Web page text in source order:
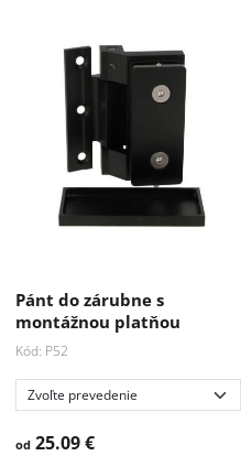
Pánt do zárubne s
montážnou platňou
Kód: P52
od25.09 €